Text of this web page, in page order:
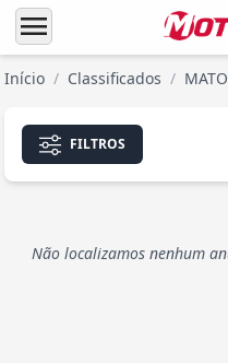
menu
Início / Classificados /
FILTROS
Não localizamos nenhum